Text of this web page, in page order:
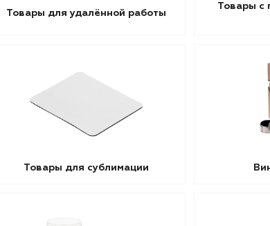
Товары для удалённой работы
Товары с
Товары для сублимации